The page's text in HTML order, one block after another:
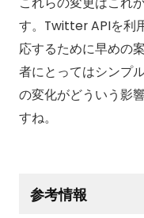
す。Twitter APIを利
応するために早めの
者にとってはシンプ
の変化がどういう影
すね。
参考情報